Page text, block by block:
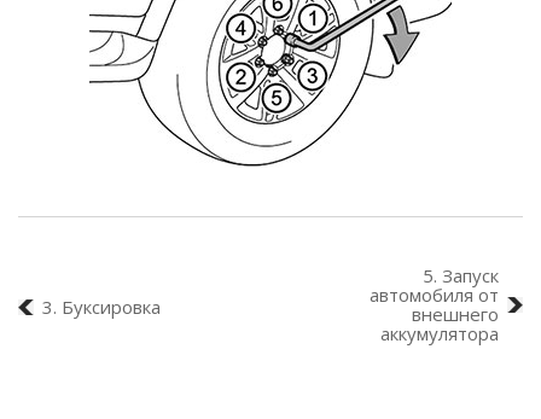
3. Буксировка
5. Запуск
автомобиля от
внешнего
аккумулятора